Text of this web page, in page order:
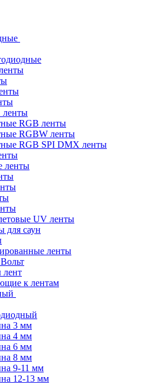
ленты
RGB ленты
RGBW ленты
RGB SPI DMX ленты
ленты
UV ленты
для саун
ленты
лент
к лентам
3 мм
4 мм
6 мм
8 мм
9-11 мм
12-13 мм